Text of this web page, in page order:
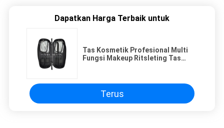
Dapatkan Harga Terbaik untuk
Tas Kosmetik Profesional Multi
Fungsi Makeup Ritsleting Tas
Terus